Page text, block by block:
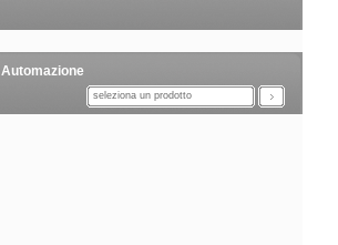
Automazione
seleziona un prodotto